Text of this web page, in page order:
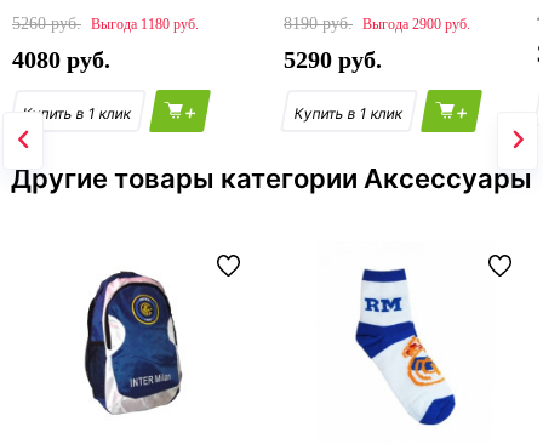
5260
1180
4080
+
8190
2900
5290
+
Другие товары категории Аксессуары